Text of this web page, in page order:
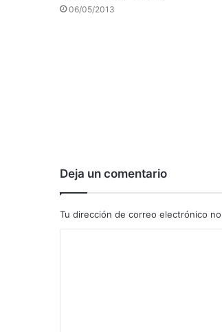
06/05/2013
Deja un comentario
Tu dirección de correo electrónico